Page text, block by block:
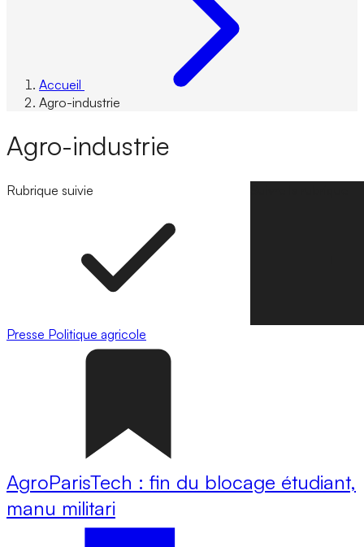
Accueil
Agro-industrie
Agro-industrie
Rubrique suivie
Presse Politique agricole
AgroParisTech : fin du blocage étudiant,
manu militari